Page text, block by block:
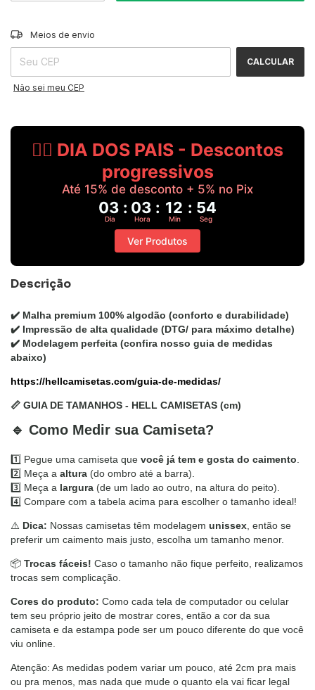
Entregas para o CEP:
Meios de envio
CALCULAR
Não sei meu CEP
🧔‍♂️ DIA DOS PAIS - Descontos
progressivos
Até 15% de desconto + 5% no Pix
03 : 03 : 12 : 54
Dia Hora Min Seg
Ver Produtos
Descrição
✔️ Malha premium 100% algodão (conforto e durabilidade)
✔️ Impressão de alta qualidade (DTG/ para máximo detalhe)
✔️ Modelagem perfeita (confira nosso guia de medidas
abaixo)
https://hellcamisetas.com/guia-de-medidas/
📏 GUIA DE TAMANHOS - HELL CAMISETAS (cm)
🔹 Como Medir sua Camiseta?
1️⃣ Pegue uma camiseta que você já tem e gosta do caimento
2️⃣ Meça a altura (do ombro até a barra).
3️⃣ Meça a largura (de um lado ao outro, na altura do peito).
4️⃣ Compare com a tabela acima para escolher o tamanho ideal!
⚠️ Dica: Nossas camisetas têm modelagem unissex , então se
preferir um caimento mais justo, escolha um tamanho menor.
📦 Trocas fáceis! Caso o tamanho não fique perfeito, realizamos
trocas sem complicação.
Cores do produto: Como cada tela de computador ou celular
tem seu próprio jeito de mostrar cores, então a cor da sua
camiseta e da estampa pode ser um pouco diferente do que você
viu online.
Atenção: As medidas podem variar um pouco, até 2cm pra mais
ou pra menos, mas nada que mude o quanto ela vai ficar legal